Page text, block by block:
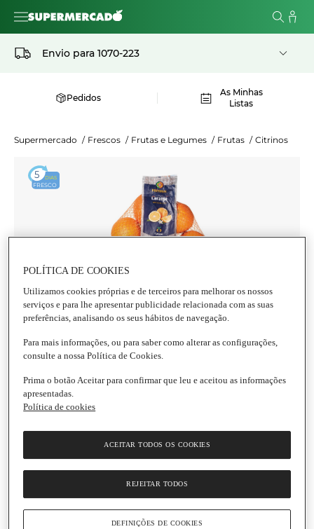
Envio para 1070-223
Pedidos
As Minhas
Listas
Supermercado / Frescos / Frutas e Legumes / Frutas / Citrinos
5 DIAS
FRESCO
Laranja Saco
Embalagem |3 kg
de
estrelas,
valor
Read
Informações gerais
Conservação e utilização
Informação de segurança do produto
POLÍTICA DE COOKIES
Utilizamos cookies próprias e de terceiros para melhorar os nossos
serviços e para lhe apresentar publicidade relacionada com as suas
preferências, analisando os seus hábitos de navegação.
Para mais informações, ou para saber como alterar as configurações,
consulte a nossa Política de Cookies.
Prima o botão Aceitar para confirmar que leu e aceitou as informações
apresentadas.
Política de cookies
REJEITAR TODOS
ACEITAR TODOS OS COOKIES
DEFINIÇÕES DE COOKIES